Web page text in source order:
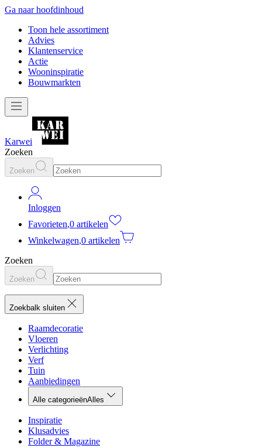
Ga naar hoofdinhoud
Toon hele assortiment
Advies
Klantenservice
Actie
Wooninspiratie
Bouwmarkten
Karwei
Zoeken
Zoeken
Inloggen
Favorieten,0 artikelen
Winkelwagen,0 artikelen
Zoeken
Zoeken
Zoekbalk sluiten
Raamdecoratie
Vloeren
Verlichting
Verf
Tuin
Aanbiedingen
Alle categorieënAlles
Inspiratie
Klusadvies
Folder & Magazine